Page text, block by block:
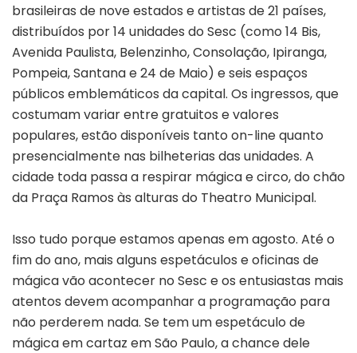
brasileiras de nove estados e artistas de 21 países,
distribuídos por 14 unidades do Sesc (como 14 Bis,
Avenida Paulista, Belenzinho, Consolação, Ipiranga,
Pompeia, Santana e 24 de Maio) e seis espaços
públicos emblemáticos da capital. Os ingressos, que
costumam variar entre gratuitos e valores
populares, estão disponíveis tanto on-line quanto
presencialmente nas bilheterias das unidades. A
cidade toda passa a respirar mágica e circo, do chão
da Praça Ramos às alturas do Theatro Municipal.
Isso tudo porque estamos apenas em agosto. Até o
fim do ano, mais alguns espetáculos e oficinas de
mágica vão acontecer no Sesc e os entusiastas mais
atentos devem acompanhar a programação para
não perderem nada. Se tem um espetáculo de
mágica em cartaz em São Paulo, a chance dele